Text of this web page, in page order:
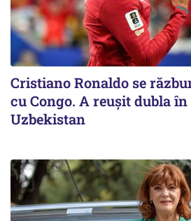
Cristiano Ronaldo se
cu Congo. A reușit dubla
Uzbekistan